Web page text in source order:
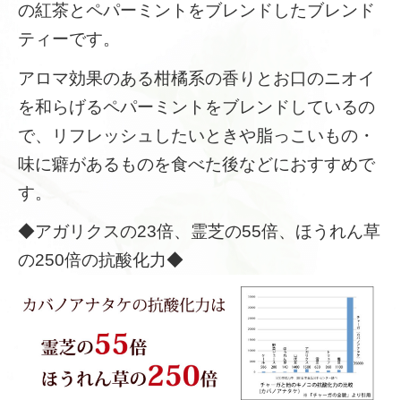
の紅茶とペパーミントをブレンドしたブレンド
ティーです。
アロマ効果のある柑橘系の香りとお口のニオイ
を和らげるペパーミントをブレンドしているの
で、リフレッシュしたいときや脂っこいもの・
味に癖があるものを食べた後などにおすすめで
す。
◆アガリクスの23倍、霊芝の55倍、ほうれん草
の250倍の抗酸化力◆